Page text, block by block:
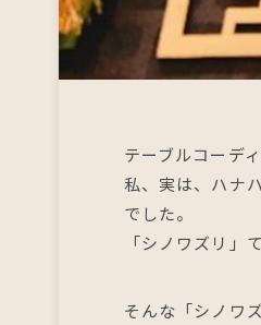
テーブルコーデ
私、実は、ハナ
でした。
「シノワズリ」
そんな「シノワ